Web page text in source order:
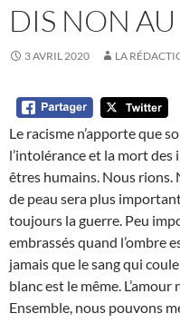
DIS NON
3 AVRIL 2020 LA
Le racisme n’apporte que
l’intolérance et la mort
êtres humains. Nous rions.
de peau sera plus
toujours la guerre. Peu
embrassés quand l’ombre
jamais que le sang qui
blanc est le même.
Ensemble, nous pouvons